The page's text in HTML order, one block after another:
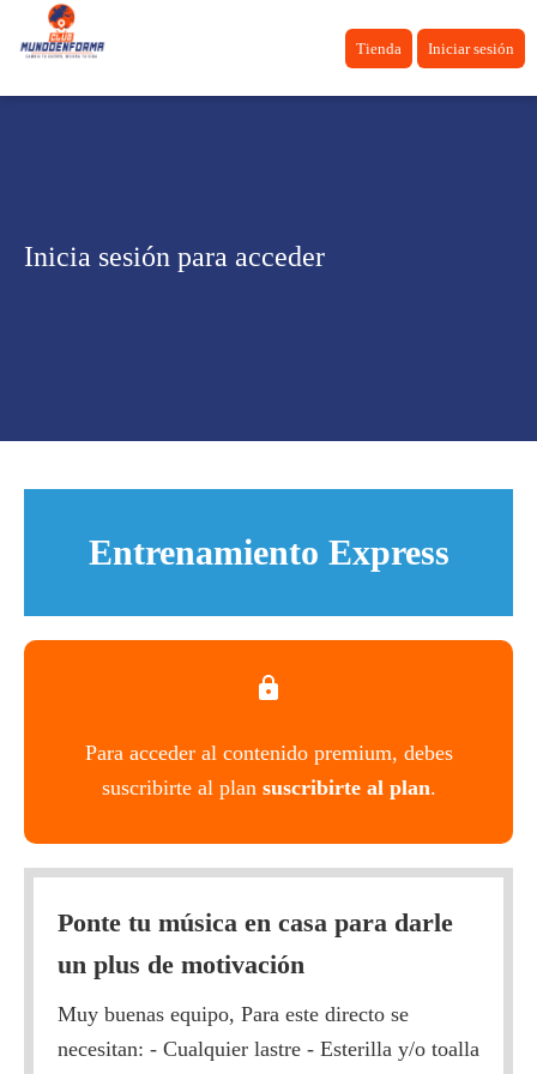
Tienda Iniciar sesión
Inicia sesión para acceder
Entrenamiento Express
Para acceder al contenido premium, debes
suscribirte al plan suscribirte al plan.
Ponte tu música en casa para darle
un plus de motivación
Muy buenas equipo, Para este directo se
necesitan: - Cualquier lastre - Esterilla y/o toalla